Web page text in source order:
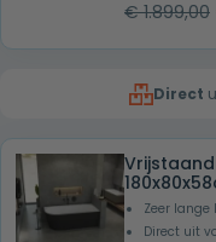
€1.899,00
Direct
Zeer
Direct uit